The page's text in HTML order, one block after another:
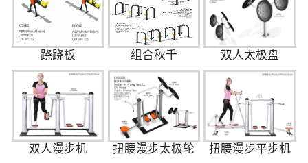
跷跷板 组合秋千 双人太极盘
双人漫步机 扭腰漫步太极轮 扭腰漫步平步机